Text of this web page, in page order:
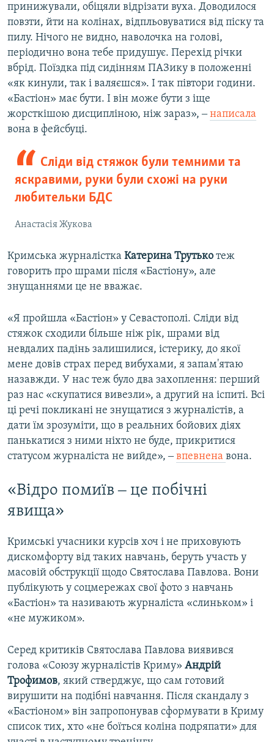
принижували, обіцяли відрізати вуха. Доводилося
повзти, йти на колінах, відпльовуватися від піску та
пилу. Нічого не видно, наволочка на голові,
періодично вона тебе придушує. Перехід річки
вбрід. Поїздка під сидінням ПАЗику в положенні
«як кинули, так і валяєшся». І так півтори години.
«Бастіон» має бути. І він може бути з іще
жорсткішою дисципліною, ніж зараз», ‒написала
вона в фейсбуці.
Сліди від стяжок були темними та
яскравими, руки були схожі на руки
любительки БДС
Анастасія Жукова
Кримська журналістка Катерина Трутько теж
говорить про шрами після «Бастіону», але
знущаннями це не вважає.
«Я пройшла «Бастіон» у Севастополі. Сліди від
стяжок сходили більше ніж рік, шрами від
невдалих падінь залишилися, істерику, до якої
мене довів страх перед вибухами, я запам'ятаю
назавжди. У нас теж було два захоплення: перший
раз нас «скупатися вивезли», а другий на іспиті. Всі
ці речі покликані не знущатися з журналістів, а
дати їм зрозуміти, що в реальних бойових діях
панькатися з ними ніхто не буде, прикритися
статусом журналіста не вийде», ‒впевнена вона.
«Відро помиїв ‒ це побічні
явища»
Кримські учасники курсів хоч і не приховують
дискомфорту від таких навчань, беруть участь у
масовій обструкції щодо Святослава Павлова. Вони
публікують у соцмережах свої фото з навчань
«Бастіон» та називають журналіста «слиньком» і
«не мужиком».
Серед критиків Святослава Павлова виявився
голова «Союзу журналістів Криму» Андрій
Трофимов, який стверджує, що сам готовий
вирушити на подібні навчання. Після скандалу з
«Бастіоном» він запропонував сформувати в Криму
список тих, хто «не боїться коліна подряпати» для